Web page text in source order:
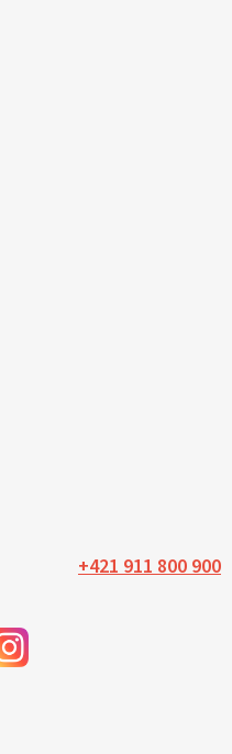
+421 911 800 900